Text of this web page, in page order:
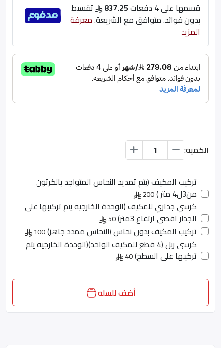
قسمها على 4 دفعات 837.25
تقسيط
بدون فوائد. متوافق مع الشريعة.معرفة
المزيد
الكميه:
تركيب المكيف (يتم تمديد النحاس المتواجد بالكرتون
من3ل4 متر )
200
كرسي جداري للمكيف (الوحدة الخارجيه يتم تركيبها على
الجدار اقصى ارتفاع 3متر)
50
تركيب المكيف بدون نحاس (النحاس ممدد جاهز)100
كرسى ربل (4 قطع للمكيف الواحد)(الوحدة الخارجيه يتم
تركيبها على السطح)40
أضف للسله